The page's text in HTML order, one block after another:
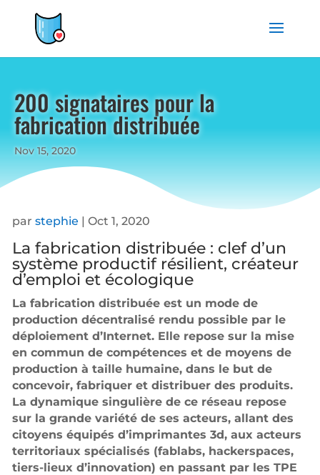
200 signataires pour la
fabrication distribuée
Nov 15, 2020
par stephie | Oct 1, 2020
La fabrication distribuée : clef d’un
système productif résilient, créateur
d’emploi et écologique
La fabrication distribuée est un mode de
production décentralisé rendu possible par le
déploiement d’Internet. Elle repose sur la mise
en commun de compétences et de moyens de
production à taille humaine, dans le but de
concevoir, fabriquer et distribuer des produits.
La dynamique singulière de ce réseau repose
sur la grande variété de ses acteurs, allant des
citoyens équipés d’imprimantes 3d, aux acteurs
territoriaux spécialisés (fablabs, hackerspaces,
tiers-lieux d’innovation) en passant par les TPE